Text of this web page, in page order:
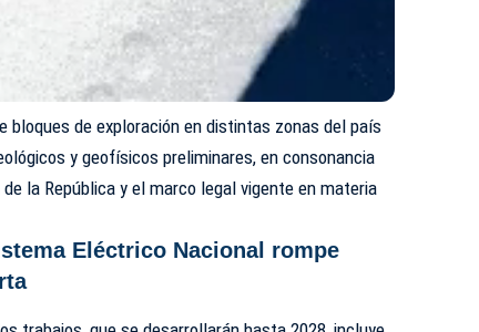
bloques de exploración en distintas zonas del país
y geofísicos preliminares, en consonancia
la República y el marco legal vigente en materia
Eléctrico Nacional rompe